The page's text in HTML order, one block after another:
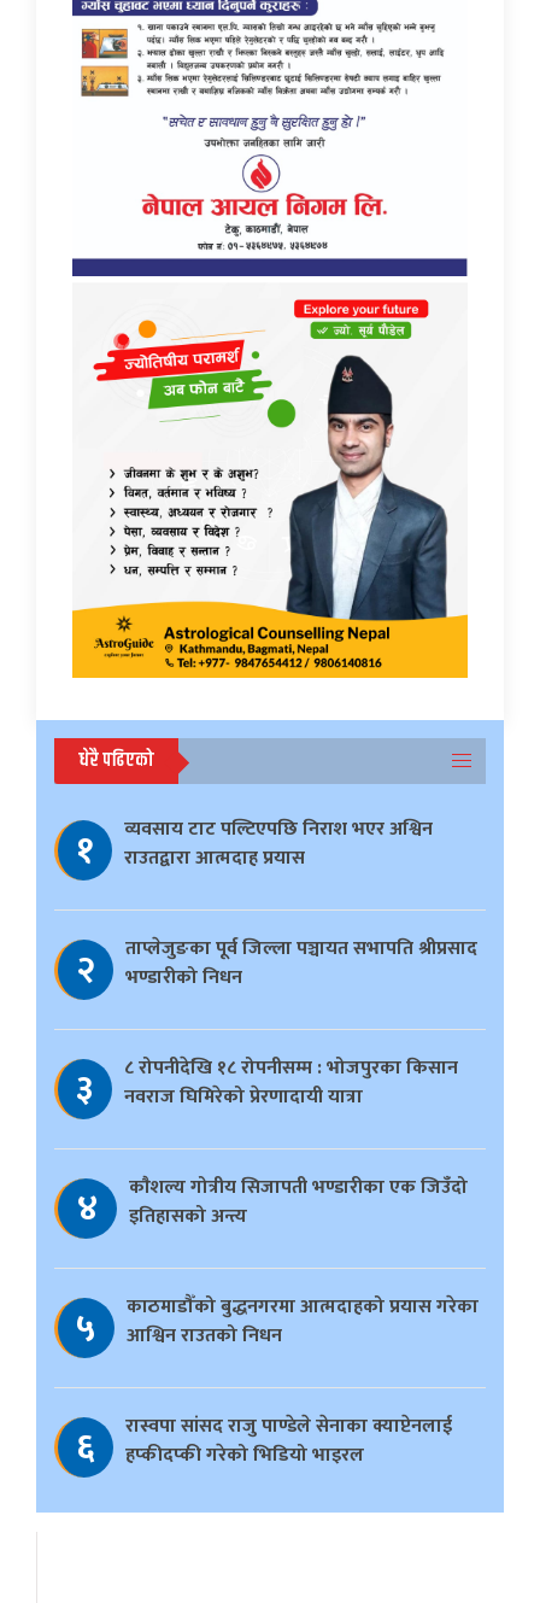
धेरै पढिएको
१
व्यवसाय टाट पल्टिएपछि निराश भएर अश्विन
राउतद्वारा आत्मदाह प्रयास
२
ताप्लेजुङका पूर्व जिल्ला पञ्चायत सभापति श्रीप्रसाद
भण्डारीको निधन
३
८ रोपनीदेखि १८ रोपनीसम्म : भोजपुरका किसान
नवराज घिमिरेको प्रेरणादायी यात्रा
४
काैशल्य गोत्रीय सिजापती भण्डारीका एक जिउँदो
इतिहासको अन्त्य
५
काठमाडौँको बुद्धनगरमा आत्मदाहको प्रयास गरेका
आश्विन राउतको निधन
६
रास्वपा सांसद राजु पाण्डेले सेनाका क्याप्टेनलाई
हप्कीदप्की गरेको भिडियो भाइरल